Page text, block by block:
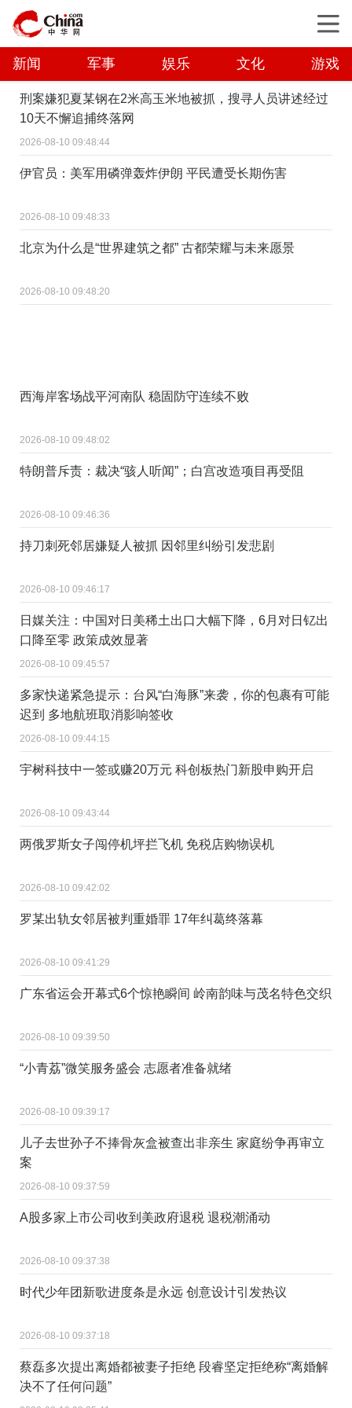
新闻 军事 娱乐 文化 游戏
刑案嫌犯夏某钢在2米高玉米地被抓，搜寻人员讲述经过
10天不懈追捕终落网
2026-08-10 09:48:44
伊官员：美军用磷弹轰炸伊朗 平民遭受长期伤害
2026-08-10 09:48:33
北京为什么是“世界建筑之都” 古都荣耀与未来愿景
2026-08-10 09:48:20
西海岸客场战平河南队 稳固防守连续不败
2026-08-10 09:48:02
特朗普斥责：裁决“骇人听闻”；白宫改造项目再受阻
2026-08-10 09:46:36
持刀刺死邻居嫌疑人被抓 因邻里纠纷引发悲剧
2026-08-10 09:46:17
日媒关注：中国对日美稀土出口大幅下降，6月对日钇出
口降至零 政策成效显著
2026-08-10 09:45:57
多家快递紧急提示：台风“白海豚”来袭，你的包裹有可能
迟到 多地航班取消影响签收
2026-08-10 09:44:15
宇树科技中一签或赚20万元 科创板热门新股申购开启
2026-08-10 09:43:44
两俄罗斯女子闯停机坪拦飞机 免税店购物误机
2026-08-10 09:42:02
罗某出轨女邻居被判重婚罪 17年纠葛终落幕
2026-08-10 09:41:29
广东省运会开幕式6个惊艳瞬间 岭南韵味与茂名特色交织
2026-08-10 09:39:50
“小青荔”微笑服务盛会 志愿者准备就绪
2026-08-10 09:39:17
儿子去世孙子不捧骨灰盒被查出非亲生 家庭纷争再审立
案
2026-08-10 09:37:59
A股多家上市公司收到美政府退税 退税潮涌动
2026-08-10 09:37:38
时代少年团新歌进度条是永远 创意设计引发热议
2026-08-10 09:37:18
蔡磊多次提出离婚都被妻子拒绝 段睿坚定拒绝称“离婚解
决不了任何问题”